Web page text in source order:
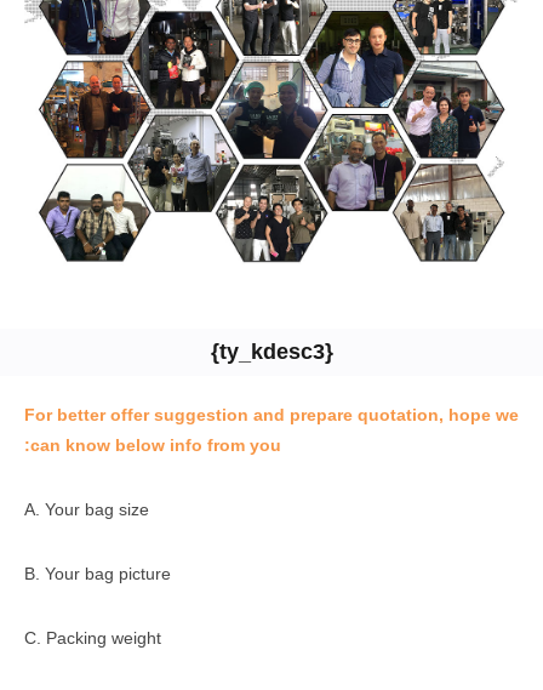
{ty_kdesc3}
For better offer suggestion and prepare quotation, hope we
can know below info from you:
A. Your bag size
B. Your bag picture
C. Packing weight